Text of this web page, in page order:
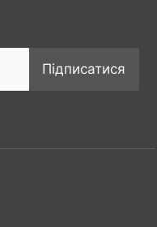
Підписатися